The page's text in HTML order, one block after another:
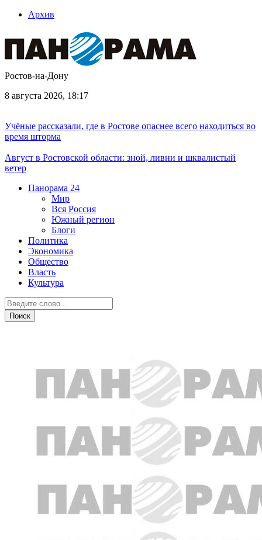
Архив
Ростов-на-Дону
8 августа 2026, 18:17
Учёные рассказали, где в Ростове опаснее всего находиться во
время шторма
Август в Ростовской области: зной, ливни и шквалистый
ветер
Панорама 24
Мир
Вся Россия
Южный регион
Блоги
Политика
Экономика
Общество
Власть
Культура